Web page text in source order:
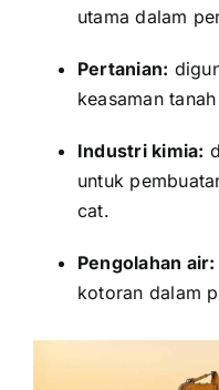
utama dalam
Pertanian:
keasaman
Industri kimia:
untuk
cat.
Pengolahan air:
kotoran dalam